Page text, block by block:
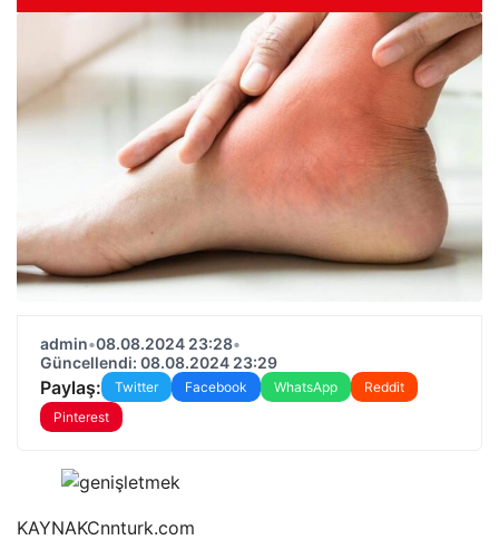
admin•08.08.2024 23:28•
Güncellendi: 08.08.2024 23:29
Paylaş: Twitter Facebook WhatsApp
Reddit
Pinterest
KAYNAKCnnturk.com